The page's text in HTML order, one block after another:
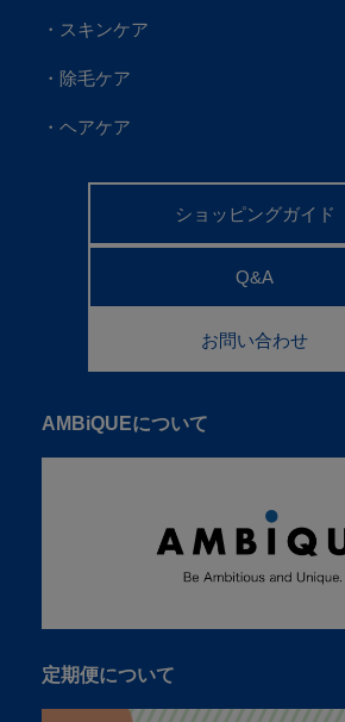
・スキンケア
・除毛ケア
・ヘアケア
ショッピングガイド
Q&A
お問い合わせ
AMBiQUEについて
定期便について